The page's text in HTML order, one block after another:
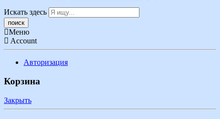
Искать здесь
Меню
Account
Авторизация
Корзина
Закрыть